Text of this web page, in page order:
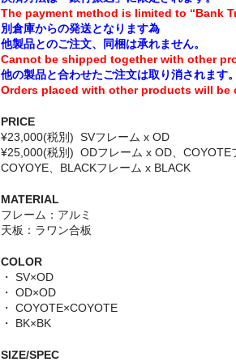
The payment method is limited to “Bank
別倉庫からの発送となります為
他製品とのご注文、同梱は承れません。
Cannot be shipped together with other
他の製品と合わせたご注文は取り消されます。
Orders placed with other products will be
PRICE
¥23,000(税別) SVフレーム x OD
¥25,000(税別) ODフレーム x OD、COYOTE
COYOYE、BLACKフレーム x BLACK
MATERIAL
フレーム：アルミ
天板：ラワン合板
COLOR
・ SV×OD
・ OD×OD
・ COYOTE×COYOTE
・ BK×BK
SIZE/SPEC